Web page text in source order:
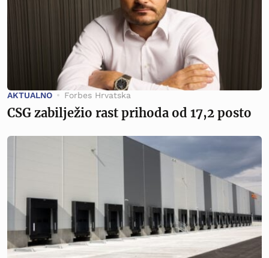
AKTUALNO Forbes Hrvatska
CSG zabilježio rast prihoda od 17,2 posto